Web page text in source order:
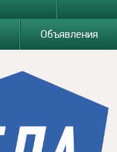
Объявления